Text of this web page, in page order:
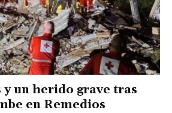
y un herido grave tras
en Remedios